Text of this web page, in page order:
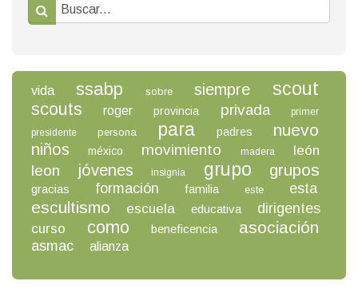
vida ssabp sobre siempre scout
scouts roger provincia privada
primer
presidente
persona para padres nuevo
niños méxico movimiento madera león
leon jóvenes insignia grupo grupos
gracias formación familia este esta
escultismo escuela educativa dirigentes
curso como beneficencia asociación
asmac alianza